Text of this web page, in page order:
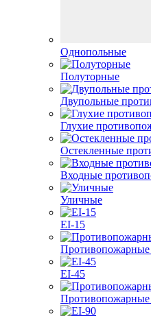
Однопольные
Полуторные
Двупольные
Глухие
Остекленные
Входные
Уличные
EI-15
Противопожарные
EI-45
Противопожарные